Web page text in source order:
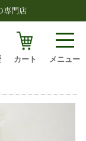
専門店
カート メニュー
検索